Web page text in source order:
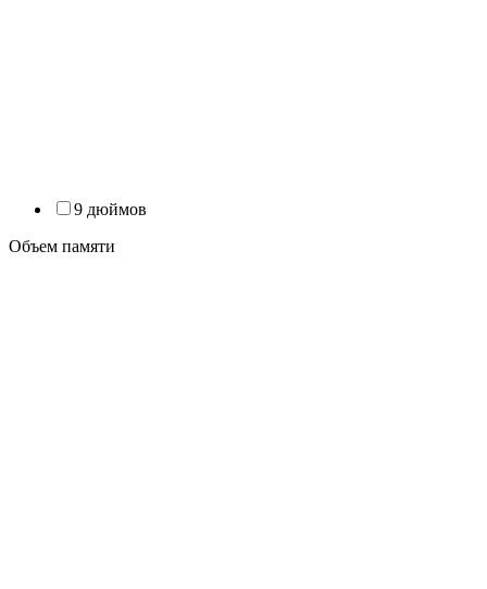
9 дюймов
Объем памяти